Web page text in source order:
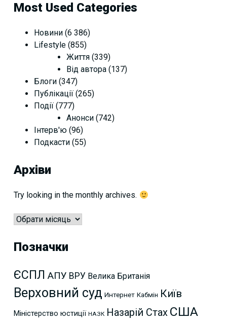
Most Used Categories
Новини (6 386)
Lifestyle (855)
Життя (339)
Від автора (137)
Блоги (347)
Публікації (265)
Події (777)
Анонси (742)
Інтерв'ю (96)
Подкасти (55)
Архіви
Try looking in the monthly archives.
Архіви
Позначки
ЄСПЛ АПУ ВРУ Велика Британія
Верховний суд Интернет Кабмін Київ
Міністерство юстиції НАЗК Назарій Стах США